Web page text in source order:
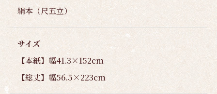
絹本（尺五立）
サイズ
【本紙】幅41.3×152cm
【総丈】幅56.5×223cm